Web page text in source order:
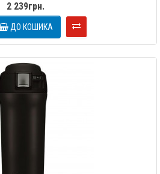
2 239грн.
ДО КОШИКА